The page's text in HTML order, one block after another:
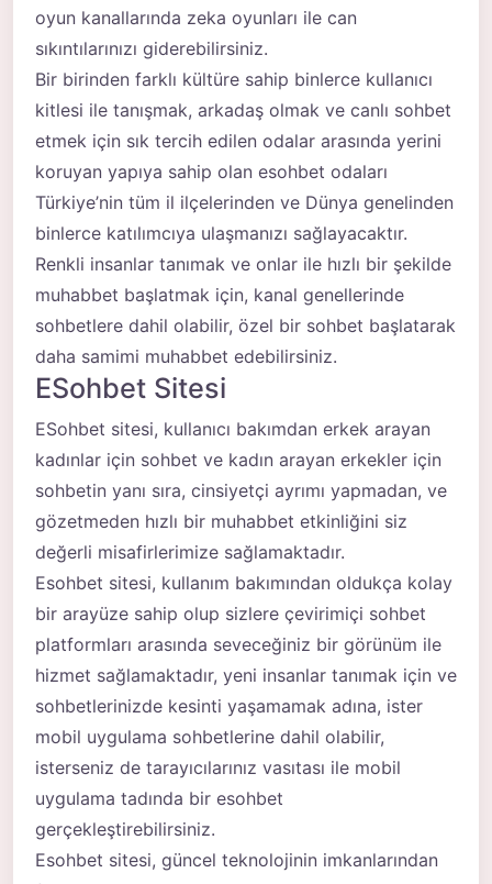
oyun kanallarında zeka oyunları ile can
sıkıntılarınızı giderebilirsiniz.
Bir birinden farklı kültüre sahip binlerce kullanıcı
kitlesi ile tanışmak, arkadaş olmak ve canlı sohbet
etmek için sık tercih edilen odalar arasında yerini
koruyan yapıya sahip olan esohbet odaları
Türkiye’nin tüm il ilçelerinden ve Dünya genelinden
binlerce katılımcıya ulaşmanızı sağlayacaktır.
Renkli insanlar tanımak ve onlar ile hızlı bir şekilde
muhabbet başlatmak için, kanal genellerinde
sohbetlere dahil olabilir, özel bir sohbet başlatarak
daha samimi muhabbet edebilirsiniz.
ESohbet Sitesi
ESohbet sitesi, kullanıcı bakımdan erkek arayan
kadınlar için sohbet ve kadın arayan erkekler için
sohbetin yanı sıra, cinsiyetçi ayrımı yapmadan, ve
gözetmeden hızlı bir muhabbet etkinliğini siz
değerli misafirlerimize sağlamaktadır.
Esohbet sitesi, kullanım bakımından oldukça kolay
bir arayüze sahip olup sizlere çevirimiçi sohbet
platformları arasında seveceğiniz bir görünüm ile
hizmet sağlamaktadır, yeni insanlar tanımak için ve
sohbetlerinizde kesinti yaşamamak adına, ister
mobil uygulama sohbetlerine dahil olabilir,
isterseniz de tarayıcılarınız vasıtası ile mobil
uygulama tadında bir esohbet
gerçekleştirebilirsiniz.
Esohbet sitesi, güncel teknolojinin imkanlarından